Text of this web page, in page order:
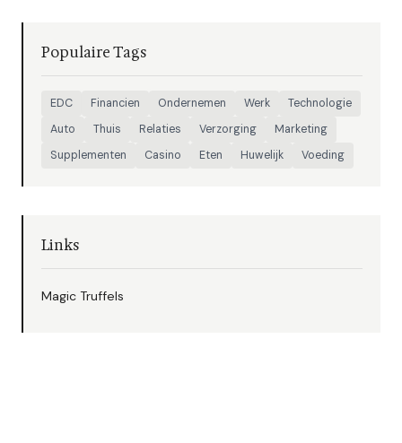
Populaire Tags
EDC Financien Ondernemen Werk
Technologie
Auto
Thuis Relaties Verzorging
Marketing
Supplementen
Casino Eten Huwelijk Voeding
Links
Magic Truffels